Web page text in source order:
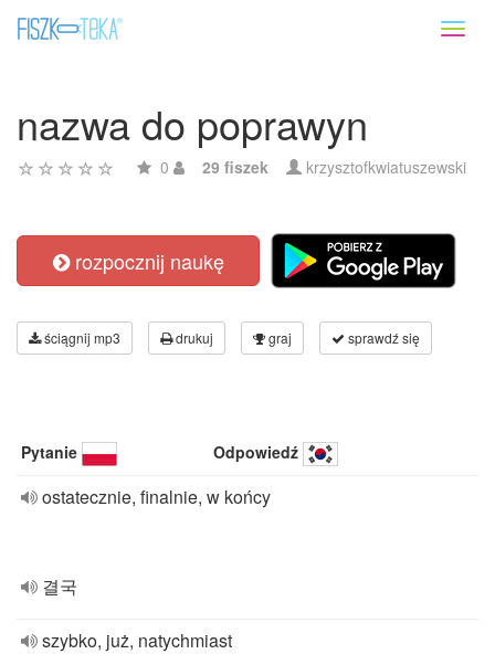
nazwa do poprawyn
0 29 fiszek krzysztofkwiatuszewski
rozpocznij naukę
ściągnij mp3 drukuj graj sprawdź się
Pytanie Odpowiedź
ostatecznie, finalnie, w końcy
결국
szybko, już, natychmiast